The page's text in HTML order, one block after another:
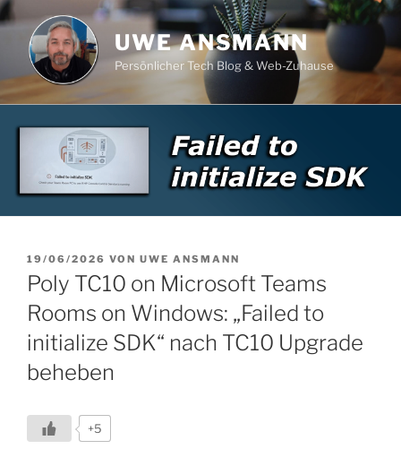
Zum
Inhalt
springen
UWE ANSMANN
Persönlicher Tech Blog & Web-Zuhause
VERÖFFENTLICHT
AM
19/06/2026 VON UWE ANSMANN
Poly TC10 on Microsoft Teams
Rooms on Windows: „Failed to
initialize SDK“ nach TC10 Upgrade
beheben
+5